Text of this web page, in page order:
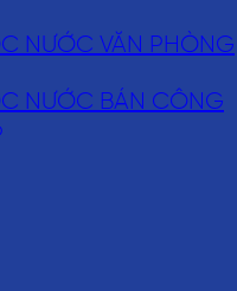
NƯỚC VĂN PHÒNG
NƯỚC BÁN CÔNG